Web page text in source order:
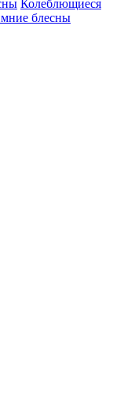
Колеблющиеся
блесны